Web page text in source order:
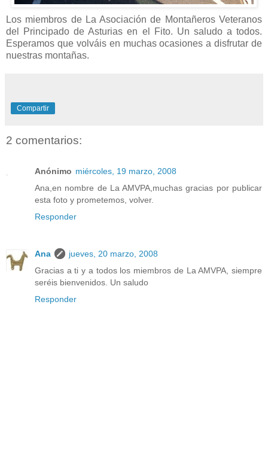
Los miembros de La Asociación de Montañeros Veteranos
del Principado de Asturias en el Fito. Un saludo a todos.
Esperamos que volváis en muchas ocasiones a disfrutar de
nuestras montañas.
Compartir
2 comentarios:
Anónimo miércoles, 19 marzo, 2008
Ana,en nombre de La AMVPA,muchas gracias por publicar
esta foto y prometemos, volver.
Responder
Ana
jueves, 20 marzo, 2008
Gracias a ti y a todos los miembros de La AMVPA, siempre
seréis bienvenidos. Un saludo
Responder